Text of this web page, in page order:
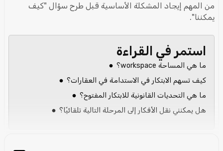
من المهم إيجاد المشكلة الأساسية قبل طرح سؤال "كيف
يمكننا".
استمر في القراءة
ما هي المساحة workspace؟
كيف تسهم الابتكار في الاستدامة في العقارات؟
ما هي التحديات القانونية للابتكار المفتوح؟
هل يمكنني نقل الأفكار إلى المرحلة التالية تلقائيًا؟